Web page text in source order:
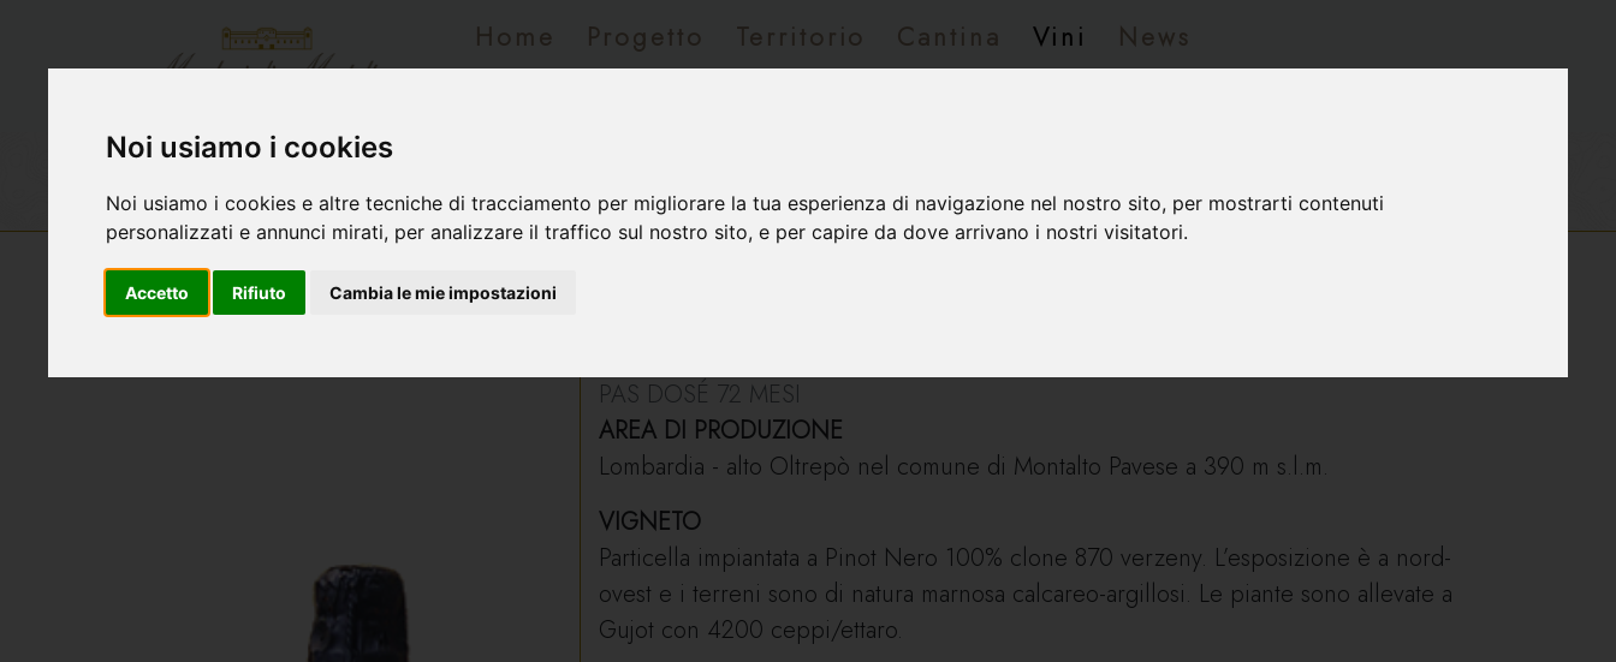
Noi usiamo i cookies
Noi usiamo i cookies e altre tecniche di tracciamento per migliorare la tua esperienza di navigazione nel nostro sito, per mostrarti contenuti
personalizzati e annunci mirati, per analizzare il traffico sul nostro sito, e per capire da dove arrivano i nostri visitatori.
Accetto Rifiuto Cambia le mie impostazioni
Home Progetto Territorio Cantina Vini
News
Lista vini Pinot nero Metodo Classico D.O.C.G.
PAS DOSÉ 72 MESI
AREA DI PRODUZIONE
Lombardia - alto Oltrepò nel comune di Montalto Pavese a 390 m s.l.m.
VIGNETO
Particella impiantata a Pinot Nero 100% clone 870 verzeny. L’esposizione è a nord-
ovest e i terreni sono di natura marnosa calcareo-argillosi. Le piante sono allevate a
Gujot con 4200 ceppi/ettaro.